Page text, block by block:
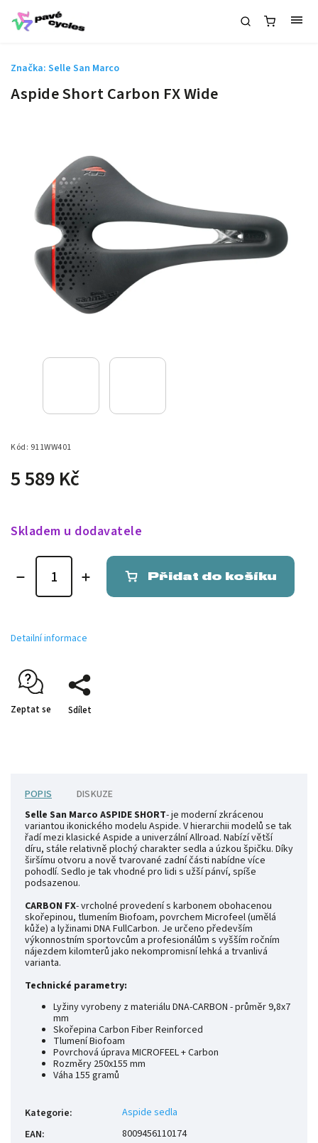
Aspide Short Carbon FX Wide
Kód: 911WW401
5 589 Kč
Značka: Selle San Marco
Skladem u dodavatele
Přidat do košíku
Detailní informace
Zeptat se Sdílet
POPIS
DISKUZE
Selle San Marco ASPIDE SHORT- je moderní zkrácenou
variantou ikonického modelu Aspide. V hierarchii modelů se tak
řadí mezi klasické Aspide a univerzální Allroad. Nabízí větší
díru, stále relativně plochý charakter sedla a úzkou špičku. Díky
širšímu otvoru a nově tvarované zadní části nabídne více
pohodlí. Sedlo je tak vhodné pro lidi s užší pánví, spíše
podsazenou.
CARBON FX- vrcholné provedení s karbonem obohacenou
skořepinou, tlumením Biofoam, povrchem Microfeel (umělá
kůže) a lyžinami DNA FullCarbon. Je určeno především
výkonnostním sportovcům a profesionálům s vyšším ročním
nájezdem kilomterů jako nekompromisní lehká a trvanlivá
varianta.
Technické parametry:
Lyžiny vyrobeny z materiálu DNA-CARBON - průměr 9,8x7
mm
Skořepina Carbon Fiber Reinforced
Tlumení Biofoam
Povrchová úprava MICROFEEL + Carbon
Rozměry 250x155 mm
Váha 155 gramů
Kategorie:
Aspide sedla
EAN:
8009456110174